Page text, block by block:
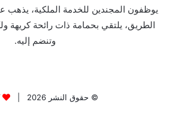
يوظفون المجندين للخدمة الملكية، يذهب
الطريق، يلتقي بحمامة ذات رائحة كريهة
وتنضم إليه.
© حقوق النشر 2026 |